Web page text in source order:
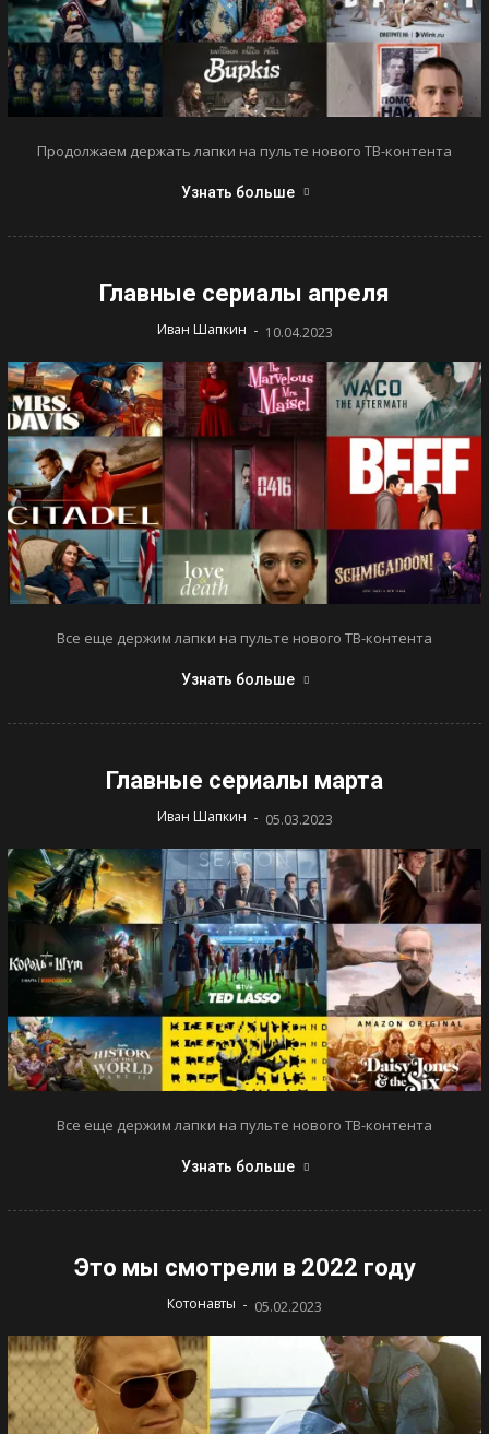
Продолжаем держать лапки на пульте нового ТВ-контента
Узнать больше
Главные сериалы апреля
Иван Шапкин - 10.04.2023
Все еще держим лапки на пульте нового ТВ-контента
Узнать больше
Главные сериалы марта
Иван Шапкин - 05.03.2023
Все еще держим лапки на пульте нового ТВ-контента
Узнать больше
Это мы смотрели в 2022 году
Котонавты - 05.02.2023